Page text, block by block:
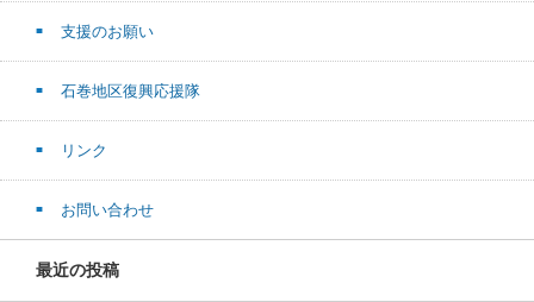
支援のお願い
石巻地区復興応援隊
リンク
お問い合わせ
最近の投稿